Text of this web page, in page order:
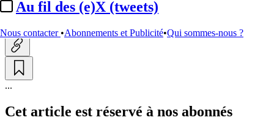
Au fil des (e)X (tweets)
Nous contacter •Abonnements et Publicité•Qui sommes-nous ?
Actualité n° 309981|Publié le 23 oct. 2024 18:41
...
Cet article est réservé à nos abonnés